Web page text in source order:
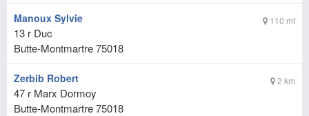
110 mt
Manoux Sylvie
13 r Duc
Butte-Montmartre75018
2 km
Zerbib Robert
47 r Marx Dormoy
Butte-Montmartre75018